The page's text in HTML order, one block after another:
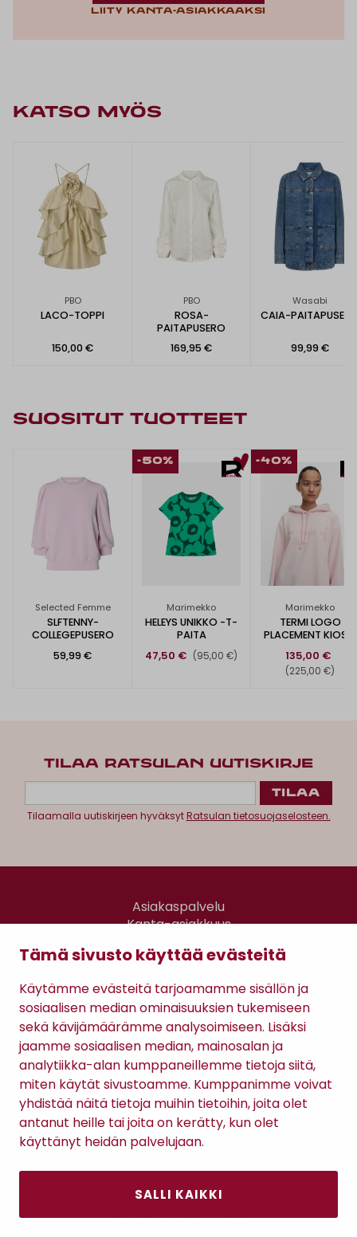
Tämä sivusto käyttää evästeitä
Käytämme evästeitä tarjoamamme sisällön ja
sosiaalisen median ominaisuuksien tukemiseen
sekä kävijämäärämme analysoimiseen. Lisäksi
jaamme sosiaalisen median, mainosalan ja
analytiikka-alan kumppaneillemme tietoja siitä,
miten käytät sivustoamme. Kumppanimme voivat
yhdistää näitä tietoja muihin tietoihin, joita olet
antanut heille tai joita on kerätty, kun olet
käyttänyt heidän palvelujaan.
SALLI KAIKKI
Liity kanta-asiakkaaksi
KATSO MYÖS
PBO
LACO-TOPPI
150,00 €
PBO
ROSA-
PAITAPUSERO
169,95 €
Wasabi
CAIA-
99,99 €
SUOSITUT TUOTTEET
Selected Femme
SLFTENNY-
COLLEGEPUSERO
59,99 €
-50%
Marimekko
HELEYS UNIKKO -T-
PAITA
47,50 € (95,00 €)
-40%
Marimekko
TERMI LOGO
PLACEMENT KIOSKI
135,00 €
(225,00 €)
TILAA RATSULAN UUTISKIRJE
Tilaamalla uutiskirjeen hyväksytRatsulan tietosuojaselosteen.
Asiakaspalvelu
Kanta-asiakkuus
Gomee Ratsula Café
Antinkatu 17, 28100 Pori
Sopimusehdot
Tietosuojaseloste
Maksutavat